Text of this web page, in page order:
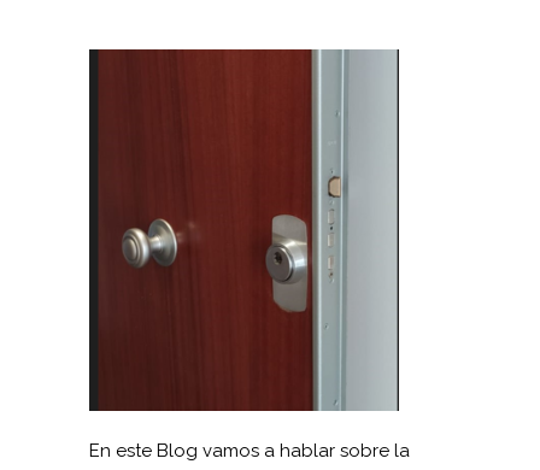
En este Blog vamos a hablar sobre la